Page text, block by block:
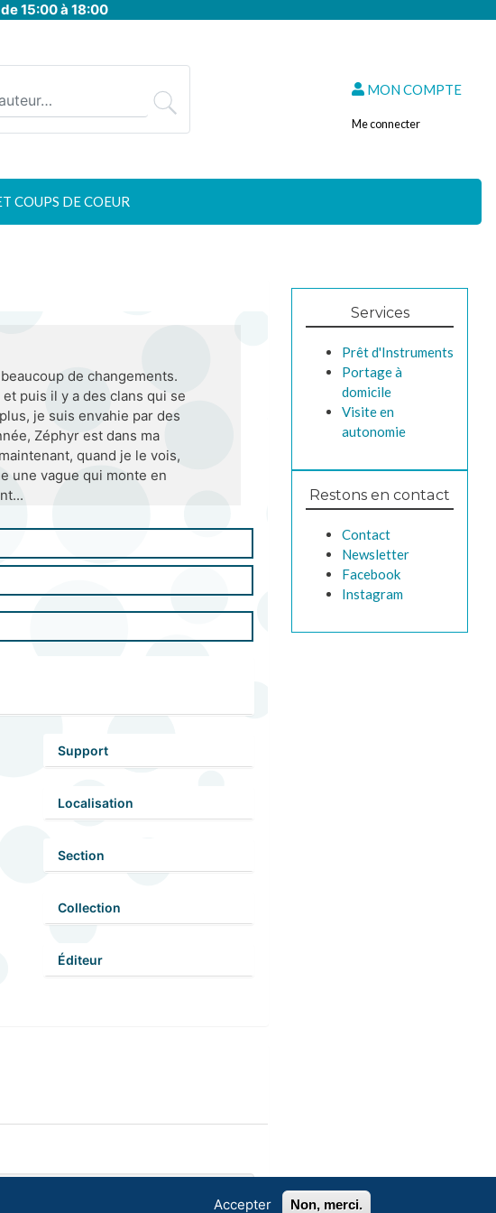
15:00 à 18:00
MON COMPTE
Me connecter
COUPS DE COEUR
de changements.
puis il y a des clans qui se
je suis envahie par des
Zéphyr est dans ma
quand je le vois,
une vague qui monte en
Support
Localisation
Section
Collection
Éditeur
Services
Prêt d'Instruments
Portage à
domicile
Visite en
autonomie
Restons en contact
Contact
Newsletter
Facebook
Instagram
Accepter Non, merci.